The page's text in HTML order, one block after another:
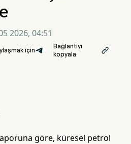
2026, 04:51
için
Bağlantıyı
kopyala

göre, küresel petrol